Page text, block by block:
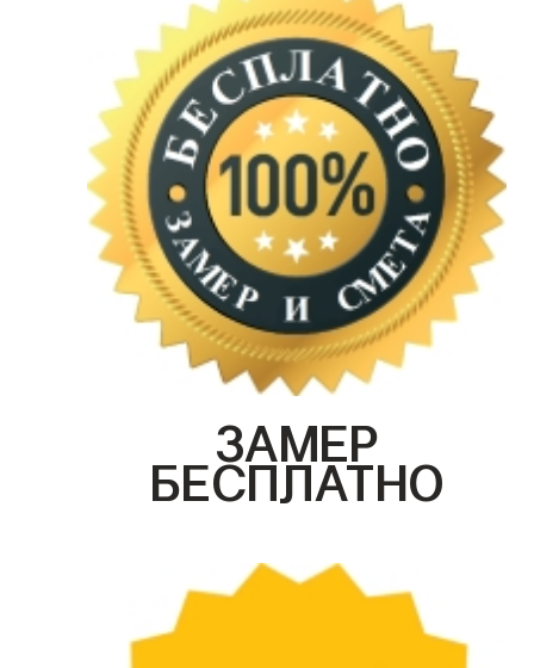
ЗАМЕР
БЕСПЛАТНО